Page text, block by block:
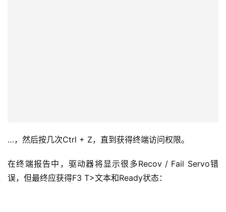
…，然后按几次Ctrl + Z，直到获得终端访问权限。
在终端报告中，驱动器将显示很多Recov / Fail Servo错
误，但最终应获得F3 T>文本和Ready状态：